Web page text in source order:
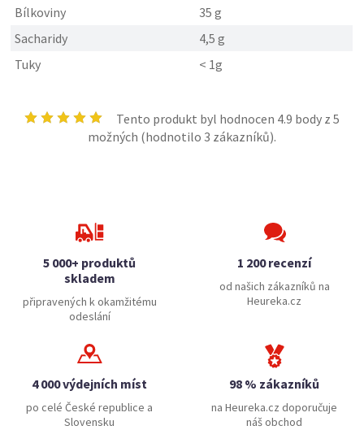
Bílkoviny
35 g
Sacharidy
4,5 g
Tuky
< 1g
Tento produkt byl hodnocen 4.9 body z 5
možných (hodnotilo 3 zákazníků).
5 000+ produktů
skladem
připravených k okamžitému
odeslání
1 200 recenzí
od našich zákazníků na
Heureka.cz
4 000 výdejních míst
po celé České republice a
Slovensku
98 % zákazníků
na Heureka.cz doporučuje
náš obchod